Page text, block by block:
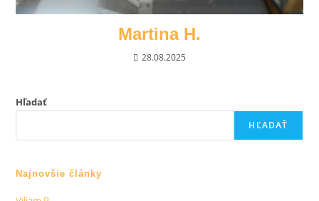
Martina H.
28.08.2025
Hľadať
HĽADAŤ
Najnovšie články